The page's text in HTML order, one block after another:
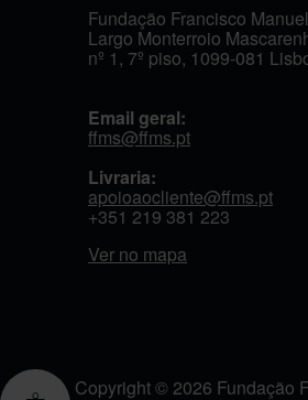
Fundação Francisco
Largo Monterroio
nº 1, 7º piso, 1099-081
Email geral:
ffms@ffms.pt
Livraria:
apoioaocliente@ffms.pt
+351 219 381 223
Ver no mapa
Copyright © 2026 Fundação